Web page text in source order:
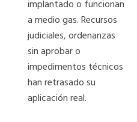
implantado o funcionan
a medio gas. Recursos
judiciales, ordenanzas
sin aprobar o
impedimentos técnicos
han retrasado su
aplicación real.